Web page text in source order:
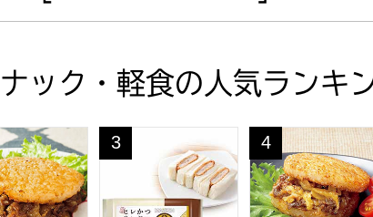
ック・軽食の人気ランキ
の具 110g(L7275)【サクワ】
肉ライスバーガー＜特製＞×8個入り(L8332)【サマー
井筒まい泉 まい泉のヒレかつサンド(冷
3
位
叙々苑 焼肉ライ
4
位